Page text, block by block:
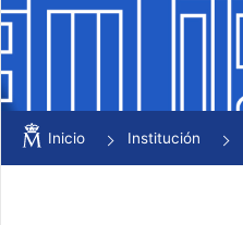
Mostrar/Ocultar
Mostrar/Ocultar
Inicio Institución